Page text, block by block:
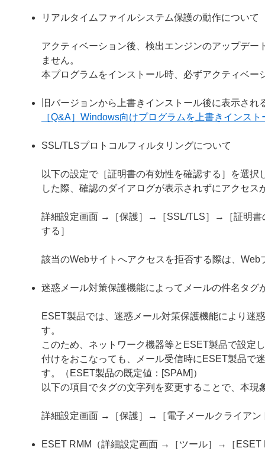
リアルタイムファイルシステム保護の動作について
アクティベーション後、検出エンジンのアップデ
ません。
本プログラムをインストール時、必ずアクティベ
旧バージョンから上書きインストール後に表示され
［Q&A］Windows向けプログラムを上書きインス
SSL/TLSプロトコルフィルタリングについて
以下の設定で［証明書の有効性を確認する］を選
した際、確認のダイアログが表示されずにアクセス
詳細設定画面 →［保護］→［SSL/TLS］→［証明書
する］
該当のWebサイトへアクセスを拒否する際は、
迷惑メール対策保護機能によってメールの件名タグ
ESET製品では、迷惑メール対策保護機能により迷
す。
このため、ネットワーク機器等とESET製品で設定
付けをおこなっても、メール受信時にESET製品で
す。（ESET製品の既定値：[SPAM]）
以下の項目でタグの文字列を変更することで、本現
詳細設定画面 →［保護］→［電子メールクライア
ESET RMM（詳細設定画面 →［ツール］→［ESET